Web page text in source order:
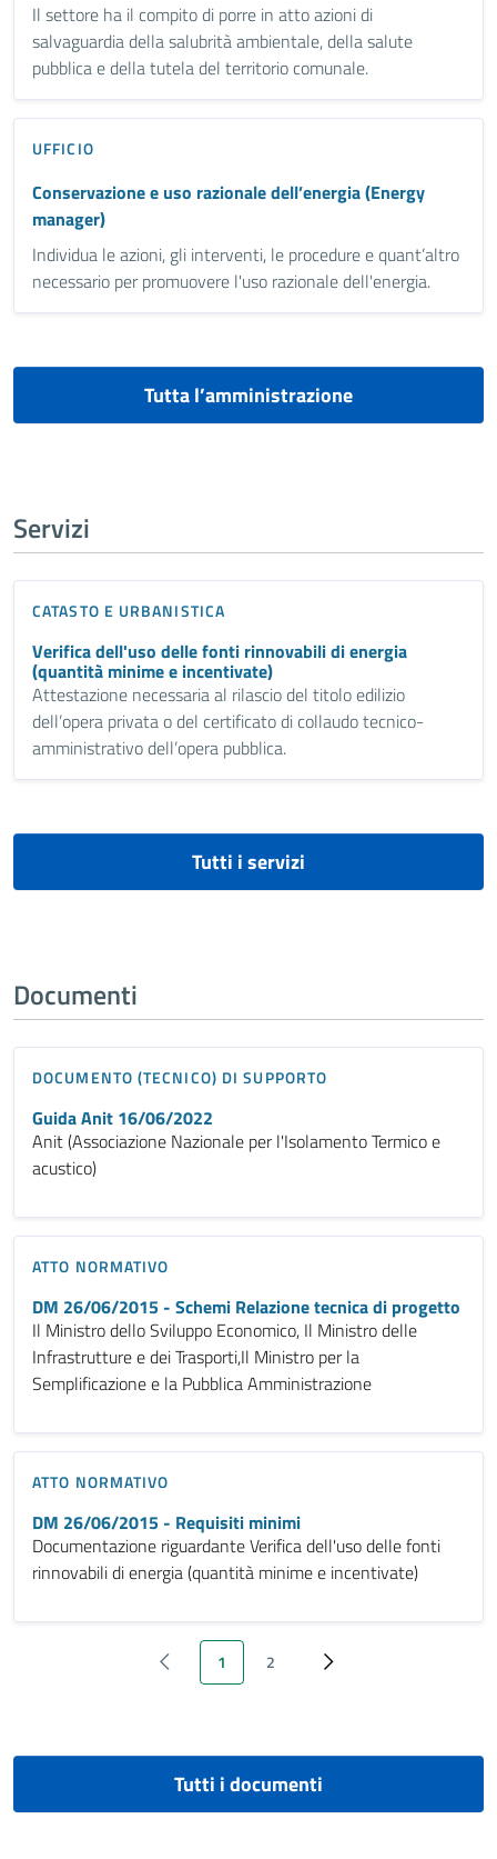
Il settore ha il compito di porre in atto azioni di
salvaguardia della salubrità ambientale, della salute
pubblica e della tutela del territorio comunale.
UFFICIO
Conservazione e uso razionale dell’energia (Energy
manager)
Individua le azioni, gli interventi, le procedure e quant’altro
necessario per promuovere l'uso razionale dell'energia.
Tutta l’amministrazione
Servizi
CATASTO E URBANISTICA
Verifica dell'uso delle fonti rinnovabili di energia
(quantità minime e incentivate)
Attestazione necessaria al rilascio del titolo edilizio
dell’opera privata o del certificato di collaudo tecnico-
amministrativo dell’opera pubblica.
Tutti i servizi
Documenti
DOCUMENTO (TECNICO) DI SUPPORTO
Guida Anit 16/06/2022
Anit (Associazione Nazionale per l'Isolamento Termico e
acustico)
ATTO NORMATIVO
DM 26/06/2015 - Schemi Relazione tecnica di progetto
Il Ministro dello Sviluppo Economico, Il Ministro delle
Infrastrutture e dei Trasporti,Il Ministro per la
Semplificazione e la Pubblica Amministrazione
ATTO NORMATIVO
DM 26/06/2015 - Requisiti minimi
Documentazione riguardante Verifica dell'uso delle fonti
rinnovabili di energia (quantità minime e incentivate)
‹ PreviousPagina attuale
1 Page
2 Next ›
Tutti i documenti